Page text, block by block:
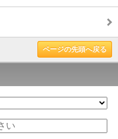
ページの先頭へ戻る